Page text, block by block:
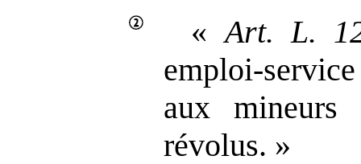
«Art. L.
aux mineurs
révolus. »